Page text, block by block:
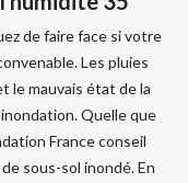
de faire face si votre
Les pluies
le mauvais état de la
Quelle que
France conseil
sous-sol inondé. En